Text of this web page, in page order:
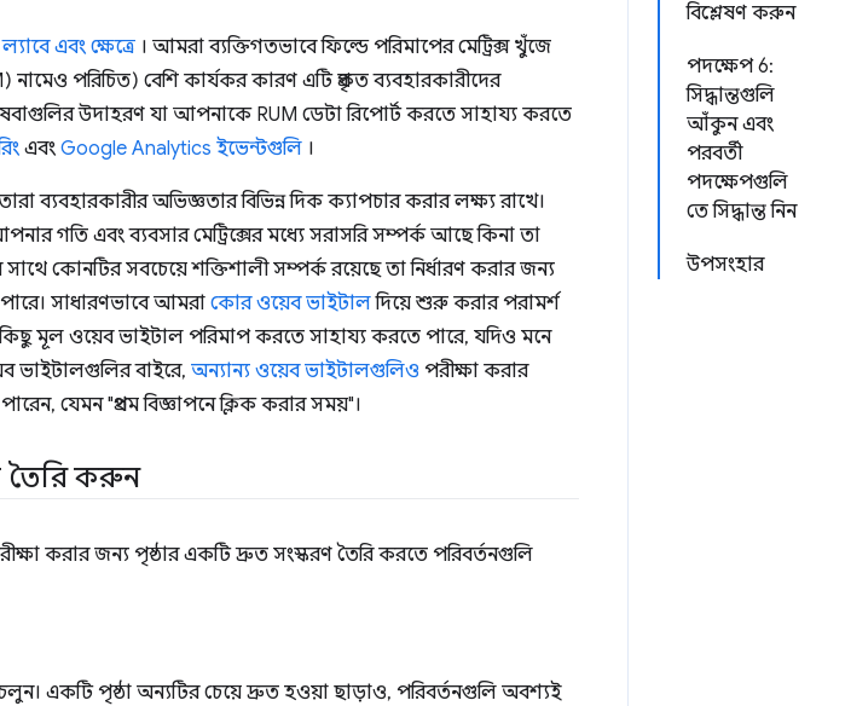
বিশ্লেষণ করুন
পদক্ষেপ 6:
সিদ্ধান্তগুলি
আঁকুন এবং
পরবর্তী
পদক্ষেপগুলি
তে সিদ্ধান্ত নিন
উপসংহার
ল্যাবে এবং ক্ষেত্রে । আমরা ব্যক্তিগতভাবে ফিল্ডে পরিমাপের মেট্রিক্স খুঁজে
পরিচিত) বেশি কার্যকর কারণ এটি প্রকৃত ব্যবহারকারীদের
উদাহরণ যা আপনাকে RUM ডেটা রিপোর্ট করতে সাহায্য করতে
এবং Google Analytics ইভেন্টগুলি ।
ব্যবহারকারীর অভিজ্ঞতার বিভিন্ন দিক ক্যাপচার করার লক্ষ্য রাখে।
গতি এবং ব্যবসার মেট্রিক্সের মধ্যে সরাসরি সম্পর্ক আছে কিনা তা
কোনটির সবচেয়ে শক্তিশালী সম্পর্ক রয়েছে তা নির্ধারণ করার জন্য
সাধারণভাবে আমরা কোর ওয়েব ভাইটালদিয়ে শুরু করার পরামর্শ
কিছু মূল ওয়েব ভাইটাল পরিমাপ করতে সাহায্য করতে পারে, যদিও মনে
ভাইটালগুলির বাইরে, অন্যান্য ওয়েব ভাইটালগুলিও পরীক্ষা করার
যেমন "প্রথম বিজ্ঞাপনে ক্লিক করার সময়"।
তৈরি করুন
করার জন্য পৃষ্ঠার একটি দ্রুত সংস্করণ তৈরি করতে পরিবর্তনগুলি
একটি পৃষ্ঠা অন্যটির চেয়ে দ্রুত হওয়া ছাড়াও, পরিবর্তনগুলি অবশ্যই